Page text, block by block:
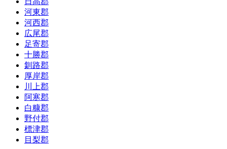
河東郡
河西郡
広尾郡
足寄郡
十勝郡
釧路郡
厚岸郡
川上郡
阿寒郡
白糠郡
野付郡
標津郡
目梨郡